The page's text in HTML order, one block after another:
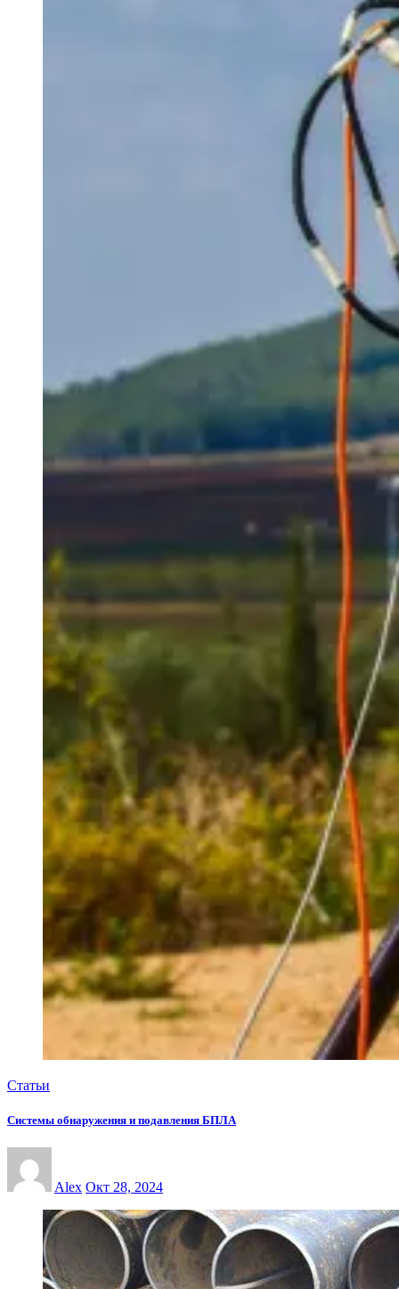
Статьи
Системы обнаружения и подавления БПЛА
Alex Окт 28, 2024